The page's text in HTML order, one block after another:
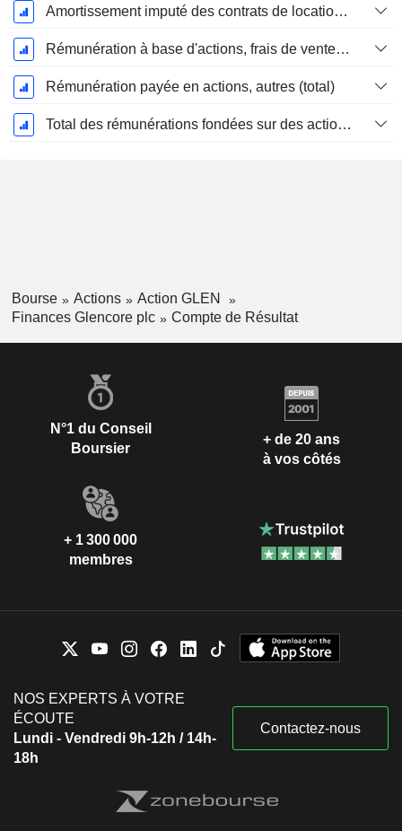
Amortissement imputé des contrats de location simple
Rémunération à base d'actions, frais de vente et d'administration (total)
Rémunération payée en actions, autres (total)
Total des rémunérations fondées sur des actions
Bourse Actions
Action GLEN
Finances Glencore plc
Compte de Résultat
N°1 du Conseil
Boursier
+ de 20 ans
à vos côtés
+ 1 300 000
membres
NOS EXPERTS À VOTRE
ÉCOUTE
Lundi - Vendredi 9h-12h / 14h-
18h
Contactez-nous